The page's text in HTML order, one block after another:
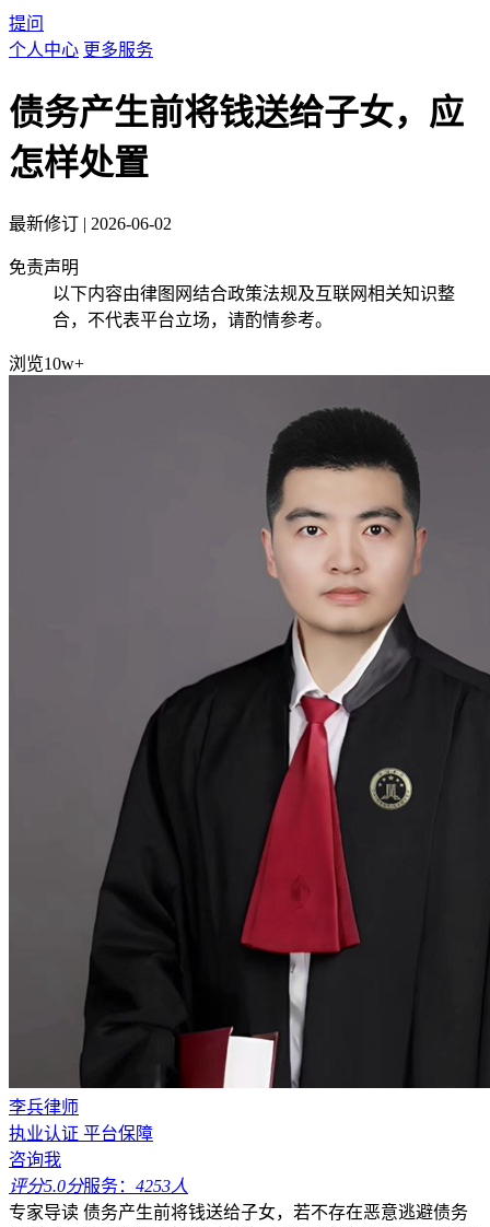
提问
个人中心 更多服务
债务产生前将钱送给子女，应
怎样处置
最新修订 | 2026-06-02
免责声明
以下内容由律图网结合政策法规及互联网相关知识整
合，不代表平台立场，请酌情参考。
浏览10w+
李兵律师
执业认证 平台保障
咨询我
评分5.0分服务： 4253人
专家导读 债务产生前将钱送给子女，若不存在恶意逃避债务